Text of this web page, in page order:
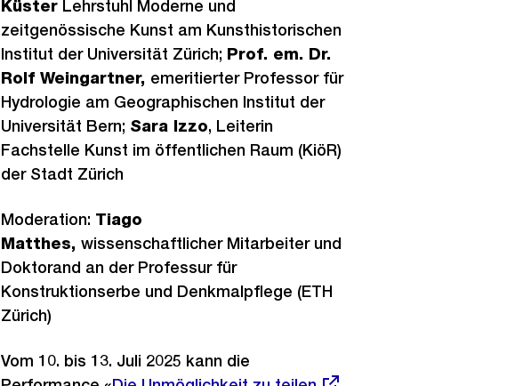
KüsterLehrstuhl Moderne und
zeitgenössische Kunst am Kunsthistorischen
Institut der Universität Zürich; Prof. em. Dr.
Rolf Weingartner, emeritierter Professor für
Hydrologie am Geographischen Institut der
Universität Bern; Sara Izzo, Leiterin
Fachstelle Kunst im öffentlichen Raum (KiöR)
der Stadt Zürich
Moderation: Tiago
Matthes, wissenschaftlicher Mitarbeiter und
Doktorand an der Professur für
Konstruktionserbe und Denkmalpflege (ETH
Zürich)
Vom 10. bis 13. Juli 2025 kann die